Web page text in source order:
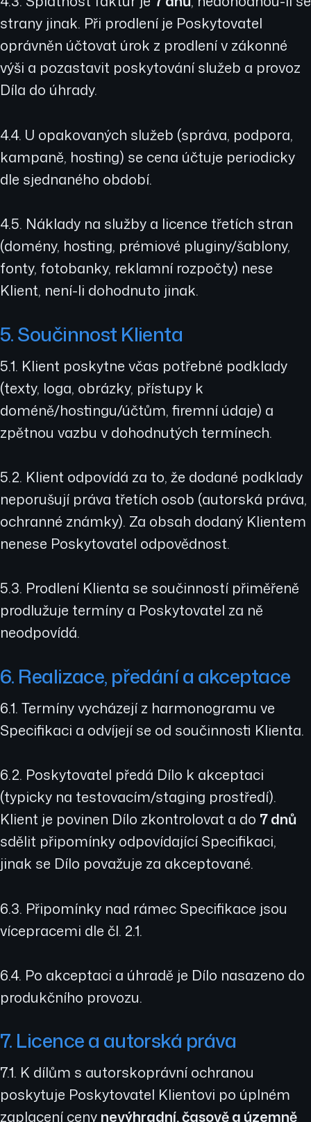
strany jinak. Při prodlení je Poskytovatel
oprávněn účtovat úrok z prodlení v zákonné
výši a pozastavit poskytování služeb a provoz
Díla do úhrady.
4.4. U opakovaných služeb (správa, podpora,
kampaně, hosting) se cena účtuje periodicky
dle sjednaného období.
4.5. Náklady na služby a licence třetích stran
(domény, hosting, prémiové pluginy/šablony,
fonty, fotobanky, reklamní rozpočty) nese
Klient, není-li dohodnuto jinak.
5. Součinnost Klienta
5.1. Klient poskytne včas potřebné podklady
(texty, loga, obrázky, přístupy k
doméně/hostingu/účtům, firemní údaje) a
zpětnou vazbu v dohodnutých termínech.
5.2. Klient odpovídá za to, že dodané podklady
neporušují práva třetích osob (autorská práva,
ochranné známky). Za obsah dodaný Klientem
nenese Poskytovatel odpovědnost.
5.3. Prodlení Klienta se součinností přiměřeně
prodlužuje termíny a Poskytovatel za ně
neodpovídá.
6. Realizace, předání a akceptace
6.1. Termíny vycházejí z harmonogramu ve
Specifikaci a odvíjejí se od součinnosti Klienta.
6.2. Poskytovatel předá Dílo k akceptaci
(typicky na testovacím/staging prostředí).
Klient je povinen Dílo zkontrolovat a do 7 dnů
sdělit připomínky odpovídající Specifikaci,
jinak se Dílo považuje za akceptované.
6.3. Připomínky nad rámec Specifikace jsou
vícepracemi dle čl. 2.1.
6.4. Po akceptaci a úhradě je Dílo nasazeno do
produkčního provozu.
7. Licence a autorská práva
7.1. K dílům s autorskoprávní ochranou
poskytuje Poskytovatel Klientovi po úplném
zaplacení ceny nevýhradní, časově a územně